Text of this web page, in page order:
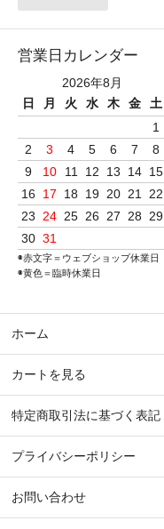
営業日カレンダー
2026年8月
日
月 火 水 木 金
土
1
2
3 4 5 6 7
8
9
10 11 12 13 14 15
16
17 18 19 20 21
22
23
24 25 26 27 28
29
30 31
◉赤文字＝ウェブショップ休業日
◉黄色＝臨時休業日
ホーム
カートを見る
特定商取引法に基づく表記
プライバシーポリシー
お問い合わせ